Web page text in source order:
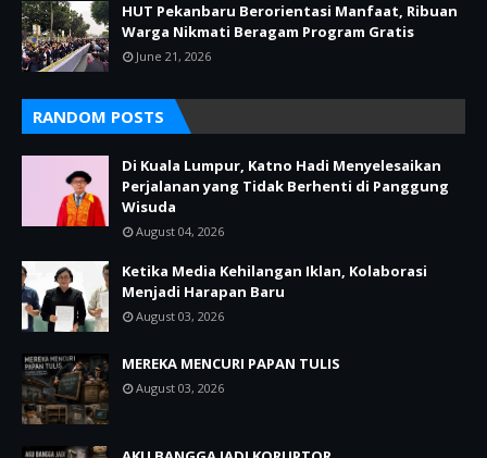
HUT Pekanbaru Berorientasi Manfaat, Ribuan
Warga Nikmati Beragam Program Gratis
June 21, 2026
RANDOM POSTS
Di Kuala Lumpur, Katno Hadi Menyelesaikan
Perjalanan yang Tidak Berhenti di Panggung
Wisuda
August 04, 2026
Ketika Media Kehilangan Iklan, Kolaborasi
Menjadi Harapan Baru
August 03, 2026
MEREKA MENCURI PAPAN TULIS
August 03, 2026